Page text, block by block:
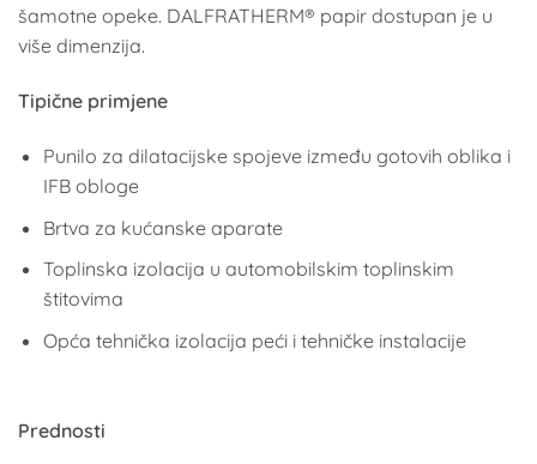
šamotne opeke. DALFRATHERM® papir dostupan je u
više dimenzija.
Tipične primjene
Punilo za dilatacijske spojeve između gotovih oblika i
IFB obloge
Brtva za kućanske aparate
Toplinska izolacija u automobilskim toplinskim
štitovima
Opća tehnička izolacija peći i tehničke instalacije
Prednosti